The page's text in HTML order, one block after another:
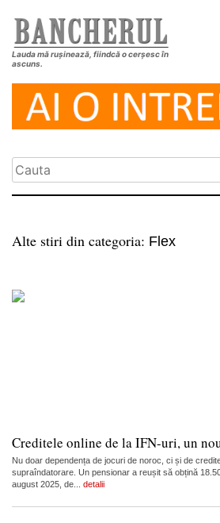
Lauda mă rușinează, fiindcă o cerșesc în
ascuns.
Alte stiri din categoria: Flex
Creditele online de la IFN-uri, un
Nu doar dependența de jocuri de noroc, ci și de
supraîndatorare. Un pensionar a reușit să obțină
august 2025, de... detalii